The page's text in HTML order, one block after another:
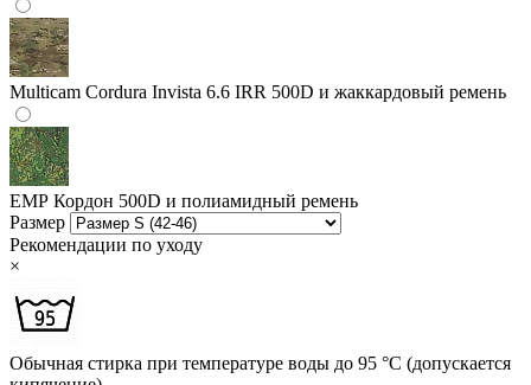
Multicam Cordura Invista 6.6 IRR 500D и жаккардовый ремень
ЕМР Кордон 500D и полиамидный ремень
Размер
Рекомендации по уходу
×
Обычная стирка при температуре воды до 95 °C (допускается